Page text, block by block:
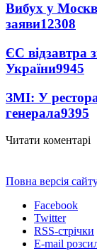
Вибух у
заяви12308
ЄС відзавтра
України9945
ЗМІ: У
генерала9395
Читати коментарі
Повна версія
Facebook
Twitter
RSS-стрічки
E-mail